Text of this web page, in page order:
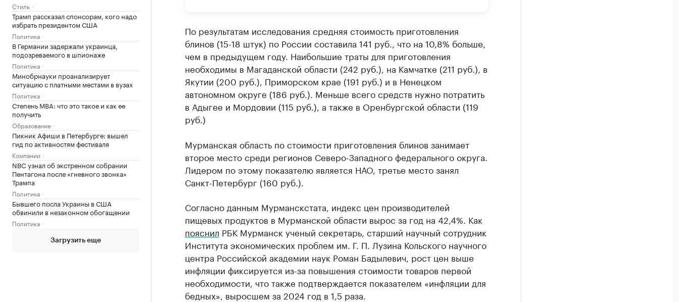
Стиль
Трамп рассказал спонсорам, кого надо
избрать президентом США
Политика
В Германии задержали украинца,
подозреваемого в шпионаже
Политика
Минобрнауки проанализирует
ситуацию с платными местами в вузах
Политика
Степень MBA: что это такое и как ее
получить
Образование
Пикник Афиши в Петербурге: вышел
гид по активностям фестиваля
Компании
NBC узнал об экстренном собрании
Пентагона после «гневного звонка»
Трампа
Политика
Бывшего посла Украины в США
обвинили в незаконном обогащении
Политика
Загрузить еще
По результатам исследования средняя стоимость приготовления
блинов (15-18 штук) по России составила 141 руб., что на 10,8% больше,
чем в предыдущем году. Наибольшие траты для приготовления
необходимы в Магаданской области (242 руб.), на Камчатке (211 руб.), в
Якутии (200 руб.), Приморском крае (191 руб.) и в Ненецком
автономном округе (186 руб.). Меньше всего средств нужно потратить
в Адыгее и Мордовии (115 руб.), а также в Оренбургской области (119
руб.)
Мурманская область по стоимости приготовления блинов занимает
второе место среди регионов Северо-Западного федерального округа.
Лидером по этому показателю является НАО, третье место занял
Санкт-Петербург (160 руб.).
Согласно данным Мурманскстата, индекс цен производителей
пищевых продуктов в Мурманской области вырос за год на 42,4%. Как
пояснил РБК Мурманск ученый секретарь, старший научный сотрудник
Института экономических проблем им. Г. П. Лузина Кольского научного
центра Российской академии наук Роман Бадылевич, рост цен выше
инфляции фиксируется из-за повышения стоимости товаров первой
необходимости, что также подтверждается показателем «инфляции для
бедных», выросшем за 2024 год в 1,5 раза.